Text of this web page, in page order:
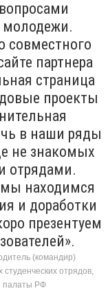
молодежи.
совместного
партнера
страница
проекты
в наши ряды
не знакомых
отрядами.
находимся
и доработки
презентуем
(командир)
отрядов,
палаты РФ